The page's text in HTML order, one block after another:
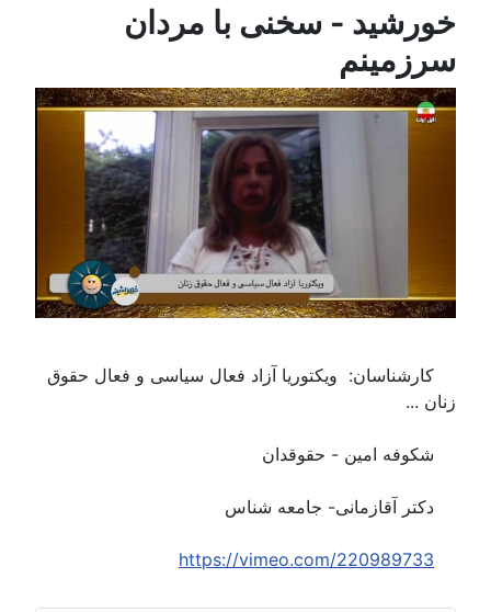
خورشید - سخنی با مردان
سرزمینم
کارشناسان: ویکتوریا آزاد فعال سیاسی و فعال حقوق
زنان ...
شکوفه امین - حقوقدان
دکتر آقازمانی- جامعه شناس
https://vimeo.com/220989733